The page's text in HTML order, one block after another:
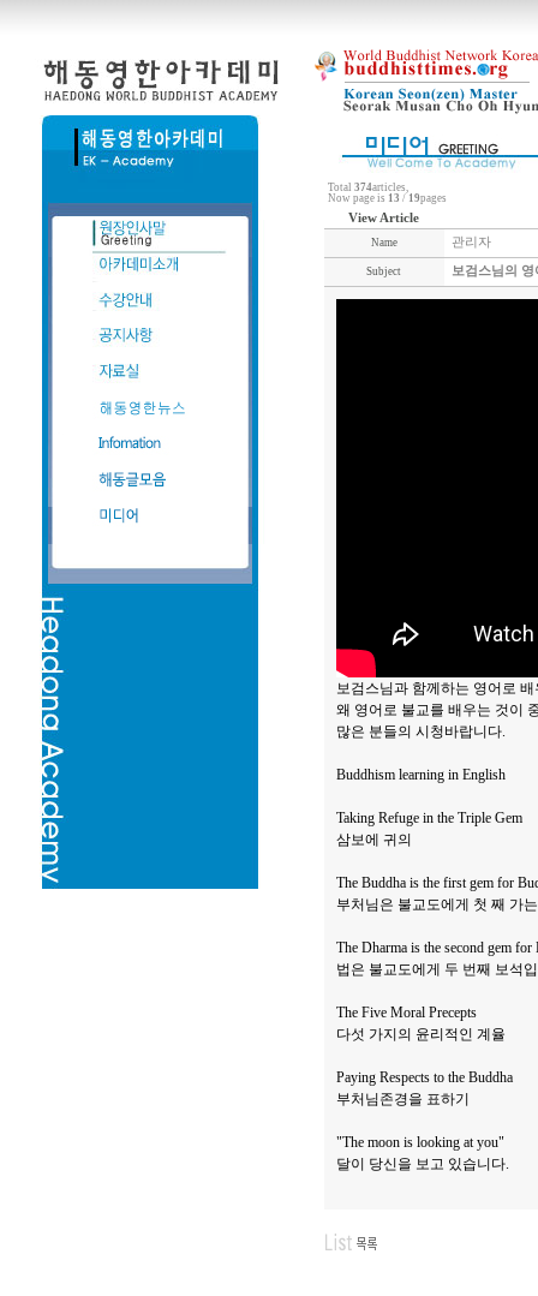
Total 374articles,
Now page is 13 / 19pages
View Article
Name 관리자
Subject 보검스님의
보검스님과 함께하는 영어로
왜 영어로 불교를 배우는 것이
많은 분들의 시청바랍니다.
Buddhism learning in English
Taking Refuge in the Triple Gem
삼보에 귀의
The Buddha is the first gem for
부처님은 불교도에게 첫 째 가
The Dharma is the second gem for
법은 불교도에게 두 번째 보석
The Five Moral Precepts
다섯 가지의 윤리적인 계율
Paying Respects to the Buddha
부처님존경을 표하기
"The moon is looking at you"
달이 당신을 보고 있습니다.